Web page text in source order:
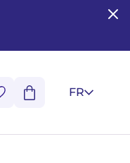
FR